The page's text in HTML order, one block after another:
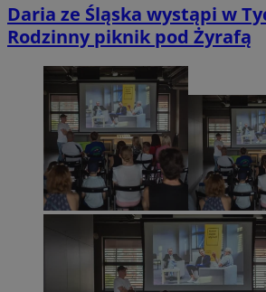
Daria ze Śląska wystąpi w
Rodzinny piknik pod Żyrafą